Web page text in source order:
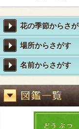
花の季節からさ
場所からさがす
名前からさがす